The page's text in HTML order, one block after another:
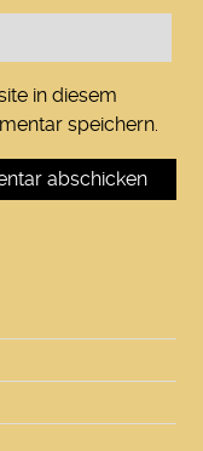
in diesem
speichern.